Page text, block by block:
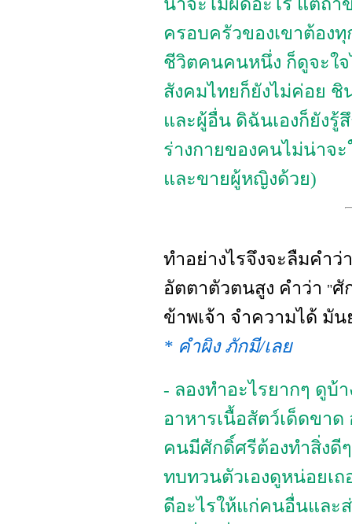
ครอบครัวของเขาต้อง
ชีวิตคนคนหนึ่ง ก็ดูจะใ
สังคมไทยก็ยังไม่ค่อย ชิ
และผู้อื่น ดิฉันเองก็ยังรู้
ร่างกายของคนไม่น่าจ
และขายผู้หญิงด้วย)
ทำอย่างไรจึงจะลืมคำว่
อัตตาตัวตนสูง คำว่า "ศั
ข้าพเจ้า จำความได้ มั
* คำผิง ภักมี/เลย
- ลองทำอะไรยากๆ ดูบ้
อาหารเนื้อสัตว์เด็ดขา
คนมีศักดิ์ศรีต้องทำสิ่งดี
ทบทวนตัวเองดูหน่อยเ
ดีอะไรให้แก่คนอื่นและ